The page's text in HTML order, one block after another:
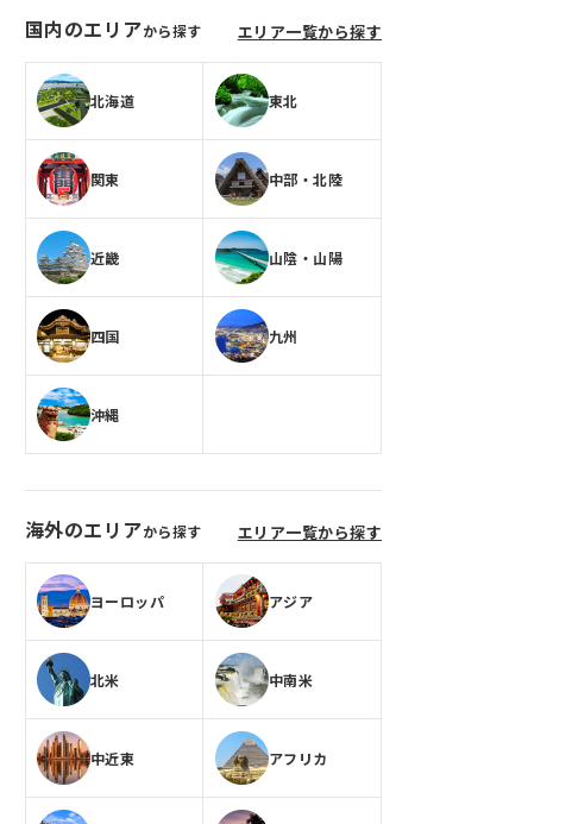
国内のエリアから探す エリア一覧から探す
北海道 東北
関東 中部・北陸
近畿 山陰・山陽
四国 九州
沖縄
海外のエリアから探す エリア一覧から探す
ヨーロッパ アジア
北米 中南米
中近東 アフリカ